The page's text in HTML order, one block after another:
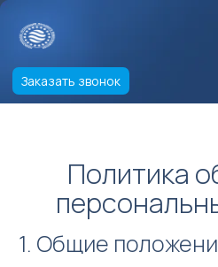
Заказать звонок
Политика обработки
Общие